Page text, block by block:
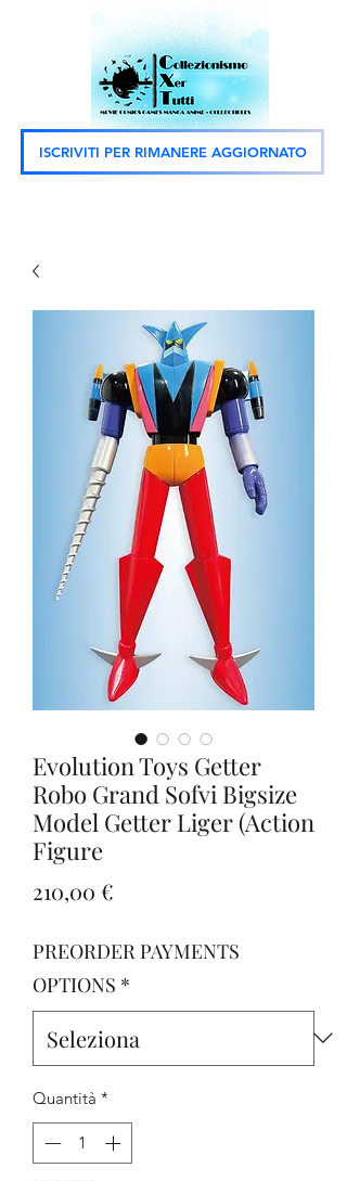
ISCRIVITI PER RIMANERE AGGIORNATO
Evolution Toys Getter
Robo Grand Sofvi Bigsize
Model Getter Liger (Action
Figure
210,00 €
PREORDER PAYMENTS
OPTIONS *
Quantità *